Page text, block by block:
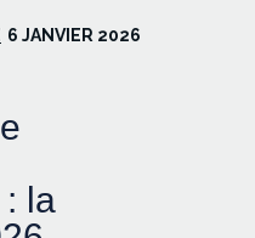
6 JANVIER 2026
la